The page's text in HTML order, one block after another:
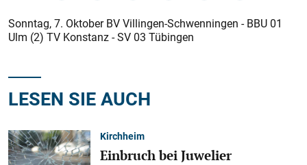
Sonntag, 7. Oktober BV Villingen-Schwenningen - BBU 01
Ulm (2) TV Konstanz - SV 03 Tübingen
LESEN SIE AUCH
Kirchheim
Einbruch bei Juwelier